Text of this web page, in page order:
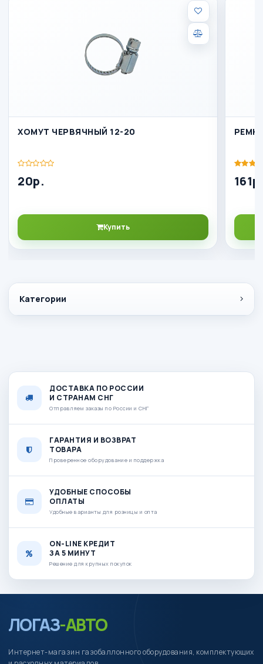
Категории
ХОМУТ ЧЕРВЯЧНЫЙ 12-20
20р.
Купить
ДОСТАВКА ПО РОССИИ
И СТРАНАМ СНГ
Отправляем заказы по России и СНГ
ГАРАНТИЯ И ВОЗВРАТ
ТОВАРА
Проверенное оборудование и поддержка
УДОБНЫЕ СПОСОБЫ
ОПЛАТЫ
Удобные варианты для розницы и опта
ON-LINE КРЕДИТ
ЗА 5 МИНУТ
Решение для крупных покупок
ЛОГАЗ-АВТО
Интернет-магазин газобаллонного оборудования, комплектующих